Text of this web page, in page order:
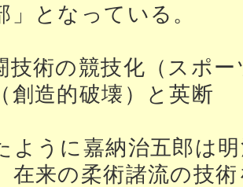
」となっている。
技術の競技化（スポ
創造的破壊）と英断
ように嘉納治五郎は
在来の柔術諸流の技